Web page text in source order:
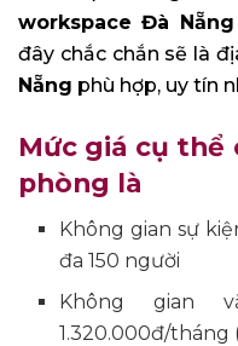
workspace Đà Nẵng
đây chắc chắn sẽ là
Nẵng phù hợp, uy tín
Mức giá cụ thể
phòng là
Không gian sự
đa 150 người
Không gian
1.320.000đ/